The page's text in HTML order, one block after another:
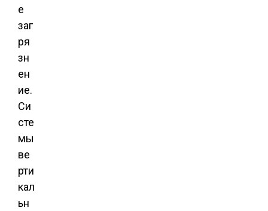
е
заг
ря
зн
ен
ие.
Си
сте
мы
ве
рти
кал
ьн